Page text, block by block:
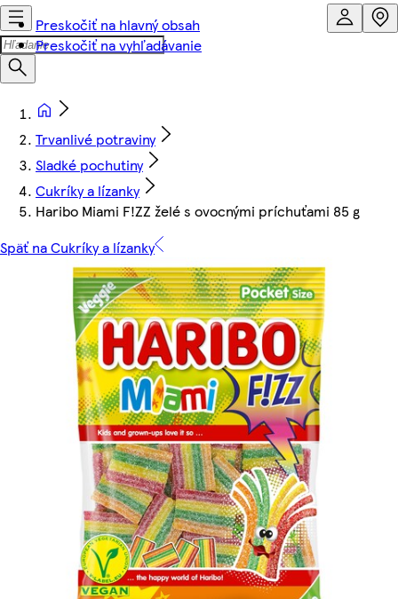
Preskočiť na hlavný obsah
Preskočiť na vyhľadávanie
Trvanlivé potraviny
Sladké pochutiny
Cukríky a lízanky
Haribo Miami F!ZZ želé s ovocnými príchuťami 85 g
Späť na Cukríky a lízanky